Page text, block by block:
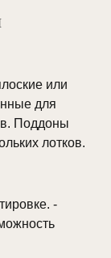
или
для
Поддоны
лотков.
-